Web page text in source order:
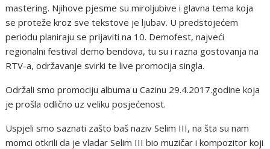
mastering. Njihove pjesme su miroljubive i glavna tema koja
se proteže kroz sve tekstove je ljubav. U predstojećem
periodu planiraju se prijaviti na 10. Demofest, najveći
regionalni festival demo bendova, tu su i razna gostovanja na
RTV-a, održavanje svirki te live promocija singla.
Održali smo promociju albuma u Cazinu 29.4.2017.godine koja
je prošla odlično uz veliku posjećenost.
Uspjeli smo saznati zašto baš naziv Selim III, na šta su nam
momci otkrili da je vladar Selim III bio muzičar i kompozitor koji